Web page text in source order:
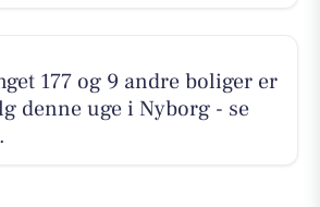
177 og 9 andre boliger er
denne uge i Nyborg - se